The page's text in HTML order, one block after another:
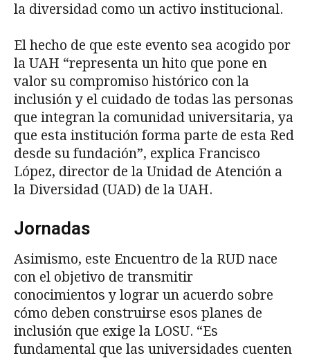
la diversidad como un activo institucional.
El hecho de que este evento sea acogido por
la UAH “representa un hito que pone en
valor su compromiso histórico con la
inclusión y el cuidado de todas las personas
que integran la comunidad universitaria, ya
que esta institución forma parte de esta Red
desde su fundación”, explica Francisco
López, director de la Unidad de Atención a
la Diversidad (UAD) de la UAH.
Jornadas
Asimismo, este Encuentro de la RUD nace
con el objetivo de transmitir
conocimientos y lograr un acuerdo sobre
cómo deben construirse esos planes de
inclusión que exige la LOSU. “Es
fundamental que las universidades cuenten